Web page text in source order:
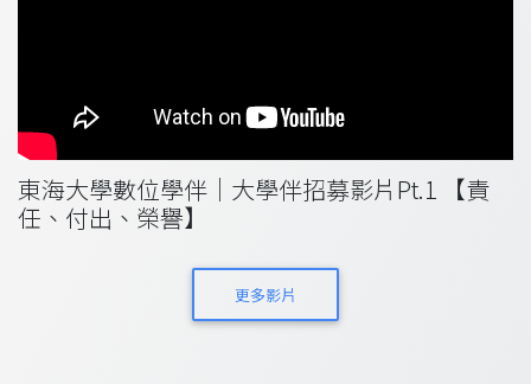
東海大學數位學伴｜大學伴招募影片Pt.1 【責
任、付出、榮譽】
更多影片